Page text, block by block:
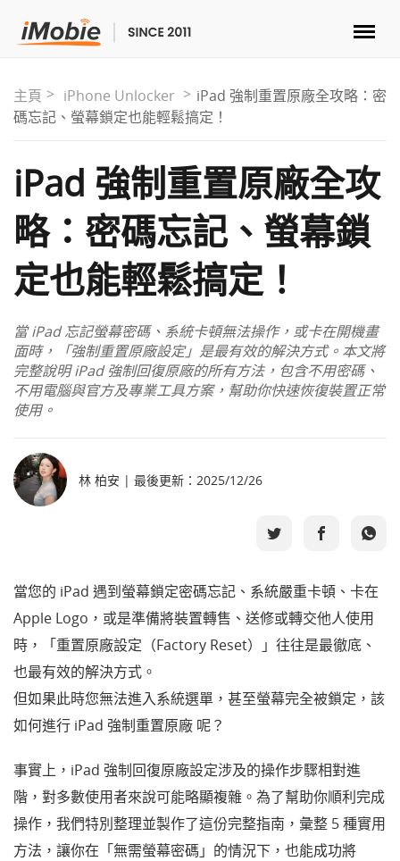
解鎖&復原
實用
手機解決方案
商店
下載
支援
選擇語言
主頁 iPhone Unlocker
iPad 強制重置原廠全攻略：密
碼忘記、螢幕鎖定也能輕鬆搞定！
iPad 強制重置原廠全攻
略：密碼忘記、螢幕鎖
定也能輕鬆搞定！
當 iPad 忘記螢幕密碼、系統卡頓無法操作，或卡在開機畫
面時，「強制重置原廠設定」是最有效的解決方式。本文將
完整說明 iPad 強制回復原廠的所有方法，包含不用密碼、
不用電腦與官方及專業工具方案，幫助你快速恢復裝置正常
使用。
林 柏安 | 最後更新：2025/12/26
當您的 iPad 遇到螢幕鎖定密碼忘記、系統嚴重卡頓、卡在
Apple Logo，或是準備將裝置轉售、送修或轉交他人使用
時，「重置原廠設定（Factory Reset）」往往是最徹底、
也最有效的解決方式。
但如果此時您無法進入系統選單，甚至螢幕完全被鎖定，該
如何進行 iPad 強制重置原廠 呢？
事實上，iPad 強制回復原廠設定涉及的操作步驟相對進
階，對多數使用者來說可能略顯複雜。為了幫助你順利完成
操作，我們特別整理並製作了這份完整指南，彙整 5 種實用
方法，讓你在「無需螢幕密碼」的情況下，也能成功將